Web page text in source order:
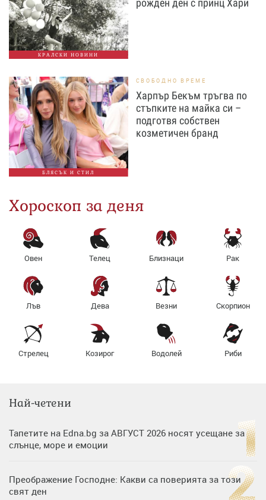
КРАЛСКИ НОВИНИ
рожден ден с принц Хари
БЛЯСЪК И СТИЛ
СВОБОДНО ВРЕМЕ
Харпър Бекъм тръгва по
стъпките на майка си –
подготвя собствен
козметичен бранд
Хороскоп за деня
Овен Телец Близнаци Рак
Лъв Дева Везни Скорпион
Стрелец Козирог Водолей Риби
Най-четени
Тапетите на Edna.bg за АВГУСТ 2026 носят усещане за
слънце, море и емоции
Преображение Господне: Какви са поверията за този
свят ден